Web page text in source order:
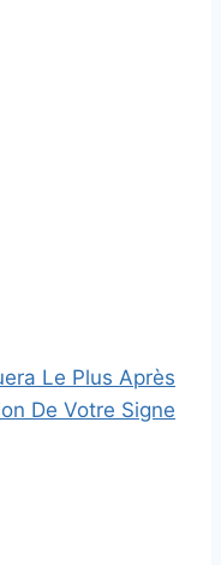
Le Plus Après
De Votre Signe